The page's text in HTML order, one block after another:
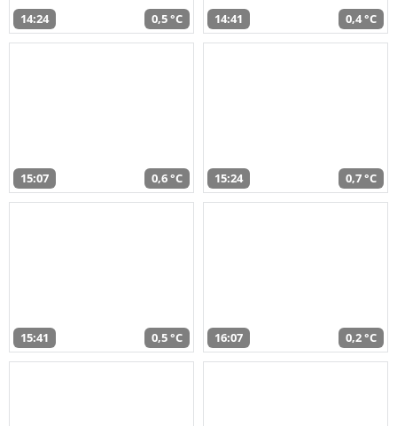
14:24 0,5 °C 14:41 0,4 °C
15:07 0,6 °C 15:24 0,7 °C
15:41 0,5 °C 16:07 0,2 °C